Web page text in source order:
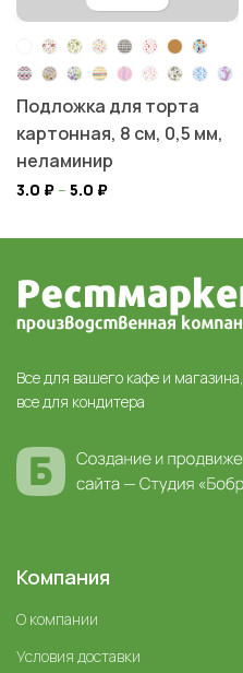
Подложка для торта
картонная, 8 см, 0,5 мм,
неламинир
3.0 ₽– 5.0 ₽
Все для вашего кафе и магазина,
все для кондитера
Компания
О компании
Условия доставки